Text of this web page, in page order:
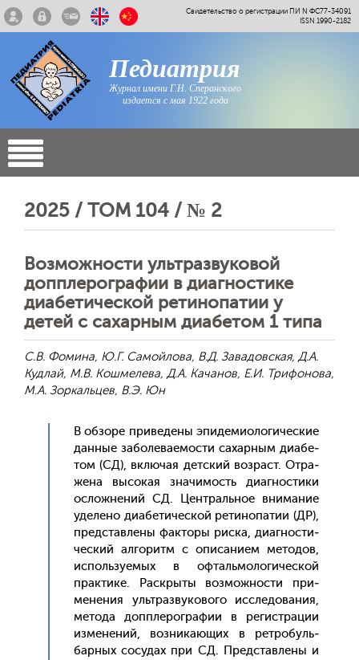
Свидетельство о регистрации ПИ N ФС77-34091
ISSN 1990-2182
Педиатрия
Журнал имени Г.Н. Сперанского
издается с мая 1922 года
2025 / ТОМ 104 / № 2
Возможности ультразвуковой
допплерографии в диагностике
диабетической ретинопатии у
детей с сахарным диабетом 1 типа
С.В. Фомина, Ю.Г. Самойлова, В.Д. Завадовская, Д.А.
Кудлай, М.В. Кошмелева, Д.А. Качанов, Е.И. Трифонова,
М.А. Зоркальцев, В.Э. Юн
В об­зо­ре при­веде­ны эпи­деми­оло­гичес­кие
дан­ные за­боле­ва­емос­ти са­хар­ным ди­абе­
том (СД), вклю­чая дет­ский воз­раст. От­ра­
жена вы­сокая зна­чимость ди­аг­ности­ки
ос­ложне­ний СД. Цен­траль­ное вни­мание
уде­лено ди­абе­тичес­кой ре­тино­патии (ДР),
пред­став­ле­ны фак­то­ры рис­ка, ди­аг­ности­
чес­кий ал­го­ритм с опи­сани­ем ме­тодов,
ис­поль­зу­емых в оф­таль­мо­логи­чес­кой
прак­ти­ке. Рас­кры­ты воз­можнос­ти при­
мене­ния уль­траз­ву­ково­го ис­сле­дова­ния,
ме­тода доп­пле­рог­ра­фии в ре­гис­тра­ции
из­ме­нений, воз­ни­ка­ющих в рет­ро­буль­
бар­ных со­судах при СД. Пред­став­ле­ны и